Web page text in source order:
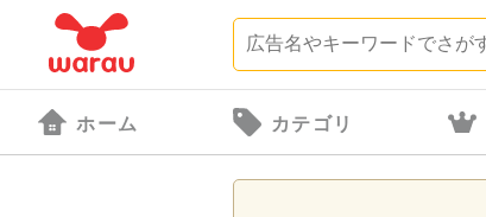
ホーム カテゴリ